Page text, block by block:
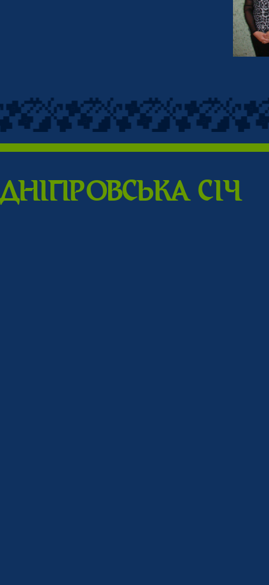
ДНIПPОВСЬКА CIЧ